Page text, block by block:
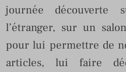
journée découverte
l’étranger, sur un
pour lui permettre de
articles, lui faire